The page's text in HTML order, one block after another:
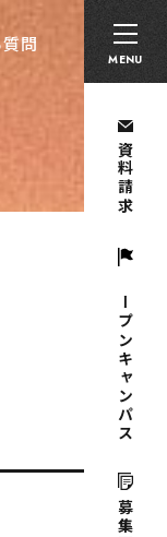
MENU
問
資料請求
オープンキャンパス
方へ
問